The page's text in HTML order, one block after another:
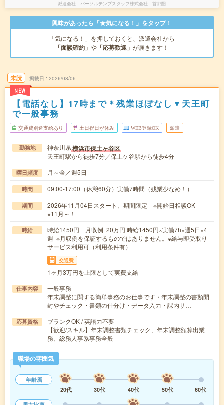
派遣会社 パーソルテンプスタッフ株式会社 首都圏
興味があったら「★気になる！」をタップ！
「気になる！」を押しておくと、派遣会社から
「面談確約」 や 「応募歓迎」 が届きます！
未読
NEW
掲載日 2026/08/06
【電話なし】17時まで＊残業ほぼなし▼天王町
で一般事務
交通費別途支給あり 土日祝日が休み WEB登録OK 派遣
勤務地 神奈川県横浜市保土ヶ谷区
天王町駅から徒歩7分／保土ケ谷駅から徒歩4分
曜日頻度 月～金／週5日
時間 09:00-17:00（休憩60分）実働7時間（残業少なめ！）
期間
2026年11月04日スタート、期間限定 ※開始日相談OK
※11月～！
時給
時給1450円 月収例 20万円 時給1450円×実働7h×週5日×4
週 ※月収例を保証するものではありません。※給与即受取り
サービス利用可（利用条件有）
交通費
1ヶ月3万円を上限として実費支給
仕事内容
一般事務
年末調整に関する簡単事務のお仕事です・年末調整の書類開
封やチェック・書類の仕分け・データ入力・課内サ…
応募資格
ブランクOK / 英語力不要
【歓迎/スキル】年末調整書類チェック、年末調整額算出業
務、総務人事系事務全般
職場の雰囲気
年齢層
20代
30代 40代 50代
60代